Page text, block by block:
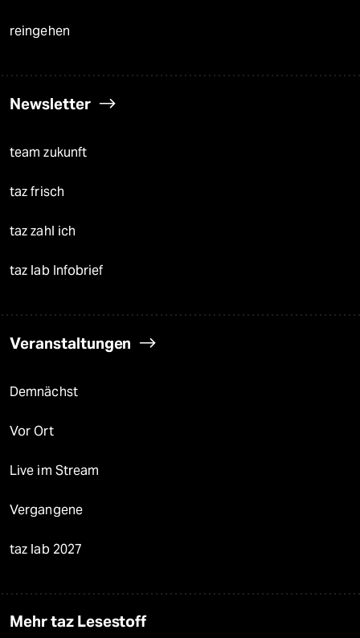
reingehen
Newsletter
team zukunft
taz frisch
taz zahl ich
taz lab Infobrief
Veranstaltungen
Demnächst
Vor Ort
Live im Stream
Vergangene
taz lab 2027
Mehr taz Lesestoff